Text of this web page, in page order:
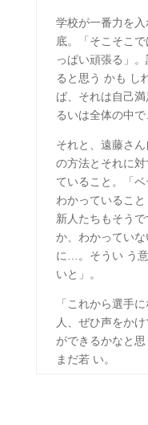
学校が一番力を
底。「そこそこ
っぱい頑張る」
ると思う かも し
ば、それは自己
るいは全体の中
それと、遠藤さ
の方法とそれに
ていること。「
わかっているこ
新人たちもそう
か、わかってい
に…。そうい う
いと」。
「これから選手
人、ぜひ声をか
ができるかなと
まだ若 い。